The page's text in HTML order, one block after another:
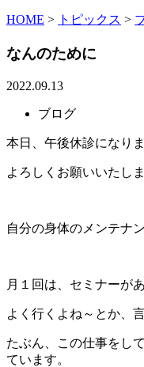
HOME > トピックス >
なんのために
2022.09.13
ブログ
本日、午後休診になりま
よろしくお願いいたしま
自分の身体のメンテナ
月１回は、セミナーが
よく行くよね～とか、
たぶん、この仕事をし
ています。